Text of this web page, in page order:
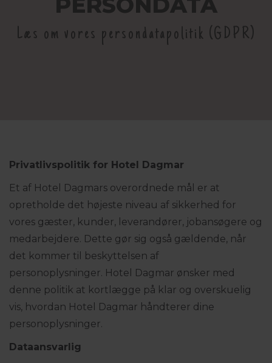
Læs om vores persondatapolitik (GDPR)
Privatlivspolitik for Hotel Dagmar
Et af Hotel Dagmars overordnede mål er at
opretholde det højeste niveau af sikkerhed for
vores gæster, kunder, leverandører, jobansøgere og
medarbejdere. Dette gør sig også gældende, når
det kommer til beskyttelsen af
personoplysninger. Hotel Dagmar ønsker med
denne politik at kortlægge på klar og overskuelig
vis, hvordan Hotel Dagmar håndterer dine
personoplysninger.
Dataansvarlig